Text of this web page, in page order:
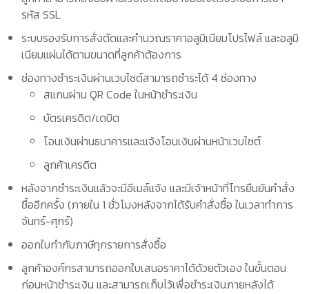
รหัส SSL
ระบบรองรับการสั่งตัดและคำนวณราคาอลูมิเนียมโปรไฟล์ และอลูมิ
เนียมแผ่นได้ตามขนาดที่ลูกค้าต้องการ
ช่องทางชำระเงินผ่านเวบไซต์สามารถชำระได้ 4 ช่องทาง
สแกนผ่าน QR Code ในหน้าชำระเงิน
บัตรเครดิต/เดบิต
โอนเงินผ่านธนาคารและแจ้งโอนเงินผ่านหน้าเวบไซต์
ลูกค้าเครดิต
หลังจากชำระเงินแล้วจะมีอีเมล์แจ้ง และมีเจ้าหน้าที่โทรยืนยันคำสั่ง
ซื้ออีกครั้ง (ภายใน 1 ชั่วโมงหลังจากได้รับคำสั่งซื้อ ในเวลาทำการ
จันทร์-ศุกร์)
ออกใบกำกับภาษีทุกรายการสั่งซื้อ
ลูกค้าองค์กรสามารถออกใบเสนอราคาได้ด้วยตัวเอง ในขั้นตอน
ก่อนหน้าชำระเงิน และสามารถเก็บไว้เพื่อชำระเงินภายหลังได้